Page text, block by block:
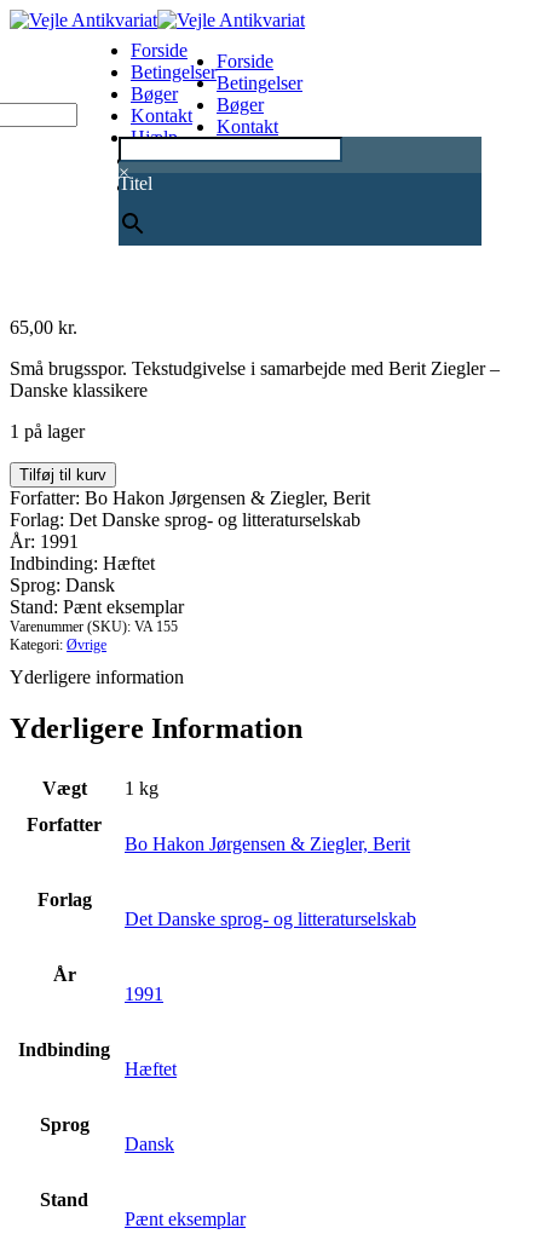
×
Titel
Forside
Betingelser
Bøger
Kontakt
Hjælp
0
Forside
Betingelser
Bøger
Kontakt
65,00 kr.
Små brugsspor. Tekstudgivelse i samarbejde med Berit Ziegler –
Danske klassikere
1 på lager
Fortællinger
og
kortprosa
1877-
1907
antal
Tilføj til kurv
Forfatter: Bo Hakon Jørgensen & Ziegler, Berit
Forlag: Det Danske sprog- og litteraturselskab
År: 1991
Indbinding: Hæftet
Sprog: Dansk
Stand: Pænt eksemplar
Varenummer (SKU): VA 155
Kategori: Øvrige
Yderligere information
Yderligere Information
Vægt
1 kg
Forfatter
Bo Hakon Jørgensen & Ziegler, Berit
Forlag
Det Danske sprog- og litteraturselskab
År
1991
Indbinding
Hæftet
Sprog
Dansk
Stand
Pænt eksemplar